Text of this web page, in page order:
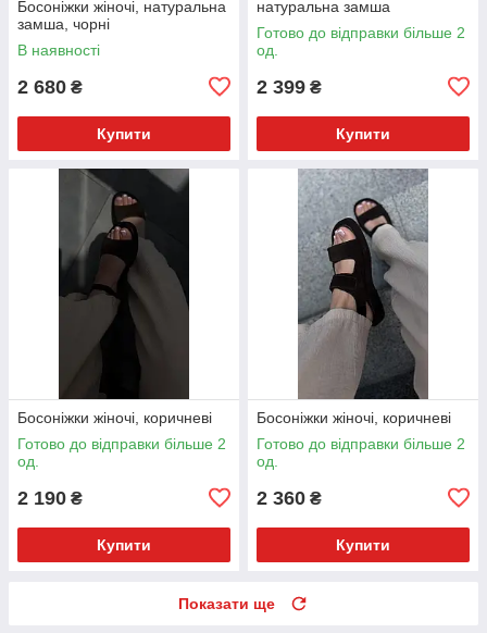
Босоніжки жіночі, натуральна
замша, чорні
В наявності
2 680 ₴
Купити
натуральна замша
Готово до відправки більше 2
од.
2 399 ₴
Купити
Босоніжки жіночі, коричневі
Готово до відправки більше 2
од.
2 190 ₴
Купити
Босоніжки жіночі, коричневі
Готово до відправки більше 2
од.
2 360 ₴
Купити
Показати ще